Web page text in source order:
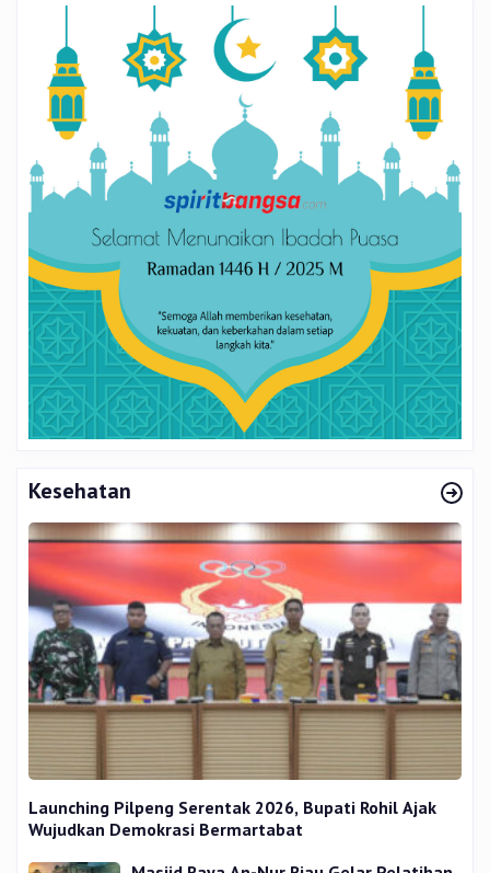
Kesehatan
Launching Pilpeng Serentak 2026, Bupati Rohil Ajak
Wujudkan Demokrasi Bermartabat